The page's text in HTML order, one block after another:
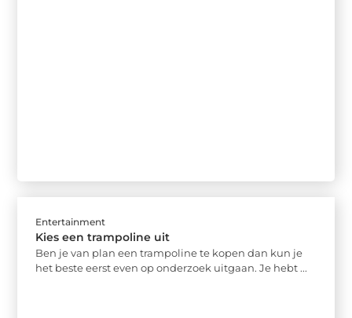
Entertainment
Kies een trampoline uit
Ben je van plan een trampoline te kopen dan kun je
het beste eerst even op onderzoek uitgaan. Je hebt ...